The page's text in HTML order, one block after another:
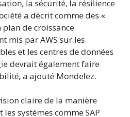
la sécurité, la résilience
a décrit comme des «
plan de croissance
mis par AWS sur les
et les centres de données
devrait également faire
a ajouté Mondelez.
claire de la manière
systèmes comme SAP